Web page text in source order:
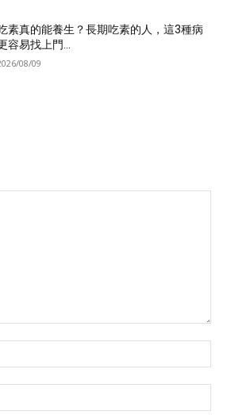
素真的能養生？長期吃素的人，這3種病
容易找上門...
08/09